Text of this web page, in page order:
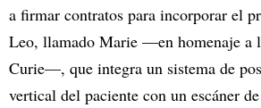
a firmar contratos para incorporar el
Leo, llamado Marie —en homenaje a
Curie—, que integra un sistema de
vertical del paciente con un escáner